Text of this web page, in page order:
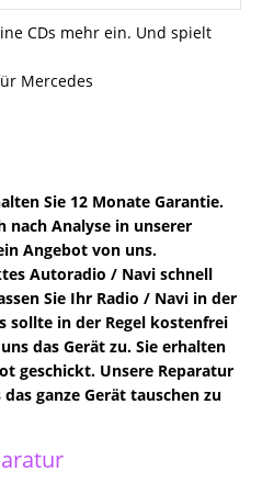
CDs mehr ein. Und spielt
Mercedes
Sie 12 Monate Garantie.
nach Analyse in unserer
Angebot von uns.
Autoradio / Navi schnell
Sie Ihr Radio / Navi in der
sollte in der Regel kostenfrei
das Gerät zu. Sie erhalten
geschickt. Unsere Reparatur
ganze Gerät tauschen zu